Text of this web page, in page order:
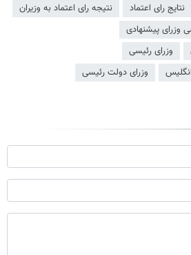
نتایج رای اعتماد
نتیجه رای اعتماد به وزیران
وزرای پیشنهادی
وزرای رئیسی
وزرای دولت رئیسی